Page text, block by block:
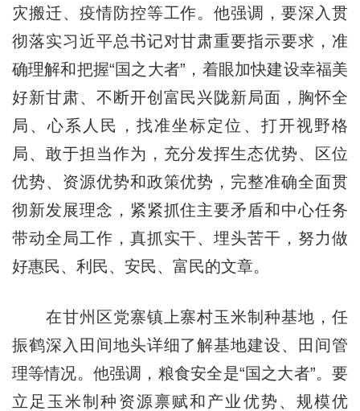
灾搬迁、疫情防控等工作。他强调，要深入贯
彻落实习近平总书记对甘肃重要指示要求，准
确理解和把握“国之大者”，着眼加快建设幸福美
好新甘肃、不断开创富民兴陇新局面，胸怀全
局、心系人民，找准坐标定位、打开视野格
局、敢于担当作为，充分发挥生态优势、区位
优势、资源优势和政策优势，完整准确全面贯
彻新发展理念，紧紧抓住主要矛盾和中心任务
带动全局工作，真抓实干、埋头苦干，努力做
好惠民、利民、安民、富民的文章。
在甘州区党寨镇上寨村玉米制种基地，任
振鹤深入田间地头详细了解基地建设、田间管
理等情况。他强调，粮食安全是“国之大者”。要
立足玉米制种资源禀赋和产业优势、规模优